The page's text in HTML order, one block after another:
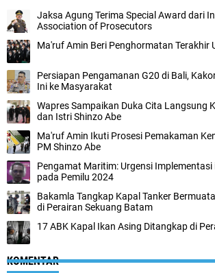
Jaksa Agung Terima Special Award dari
Association of Prosecutors
Ma'ruf Amin Beri Penghormatan Terakhir
Persiapan Pengamanan G20 di Bali,
Ini ke Masyarakat
Wapres Sampaikan Duka Cita Langsung
dan Istri Shinzo Abe
Ma'ruf Amin Ikuti Prosesi Pemakaman
PM Shinzo Abe
Pengamat Maritim: Urgensi Implementasi
pada Pemilu 2024
Bakamla Tangkap Kapal Tanker
di Perairan Sekuang Batam
17 ABK Kapal Ikan Asing Ditangkap di
KOMENTAR